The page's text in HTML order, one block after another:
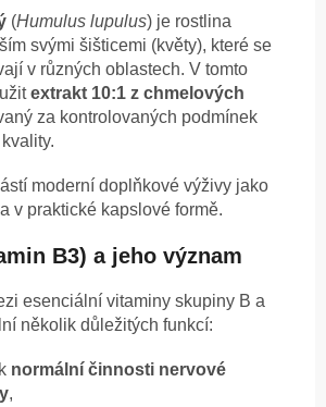
(Humulus lupulus) je rostlina
svými šišticemi (květy), které se
v různých oblastech. V tomto
extrakt 10:1 z chmelových
za kontrolovaných podmínek
moderní doplňkové výživy jako
v praktické kapslové formě.
B3) a jeho význam
esenciální vitaminy skupiny B a
několik důležitých funkcí:
normální činnosti nervové
,